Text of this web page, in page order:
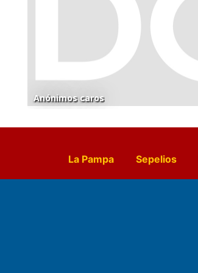
Anónimos caros
La Pampa Sepelios